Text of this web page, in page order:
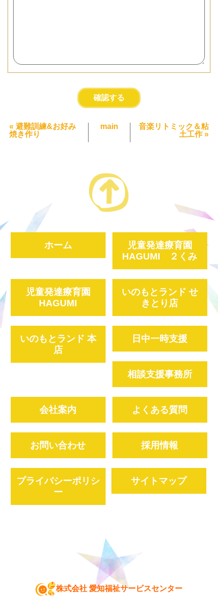
« 避難訓練&お好み
焼き作り
main
音楽リトミック＆粘
土工作»
ホーム
児童発達療育園
HAGUMI ２くみ
児童発達療育園
HAGUMI
いのもとランド せ
きとり店
いのもとランド 本
店
日中一時支援
相談支援事務所
会社案内 よくある質問
お問い合わせ 採用情報
プライバシーポリシ
ー
サイトマップ
株式会社 愛知福祉サービスセンター